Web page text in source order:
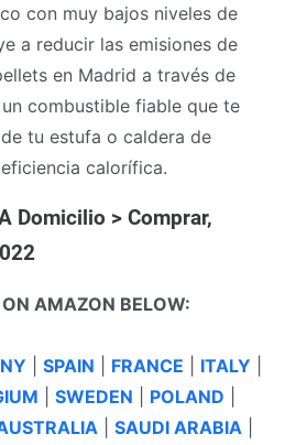
con muy bajos niveles de
a reducir las emisiones de
en Madrid a través de
combustible fiable que te
tu estufa o caldera de
calorífica.
Domicilio > Comprar,
AMAZON BELOW:
SPAIN FRANCE ITALY
SWEDEN POLAND
SAUDI ARABIA